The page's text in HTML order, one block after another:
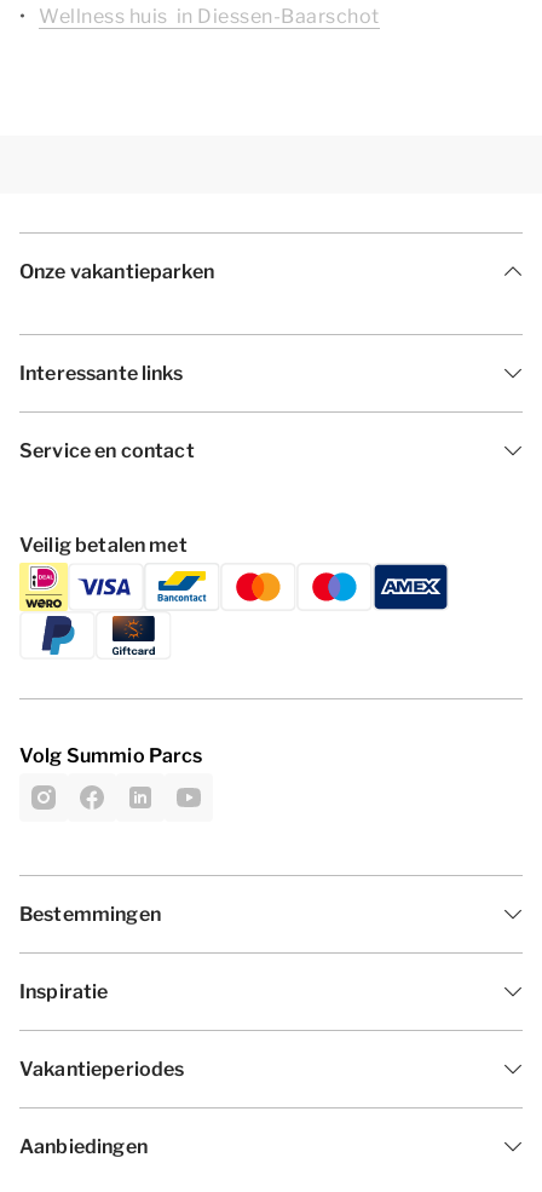
Wellness huis in Diessen-Baarschot
Onze vakantieparken
Interessante links
Service en contact
Veilig betalen met
Volg Summio Parcs
Bestemmingen
Inspiratie
Vakantieperiodes
Aanbiedingen